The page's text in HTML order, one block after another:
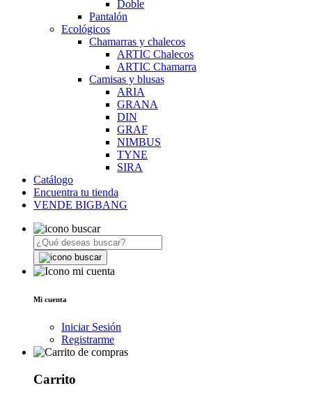
Doble
Pantalón
Ecológicos
Chamarras y chalecos
ARTIC Chalecos
ARTIC Chamarra
Camisas y blusas
ARIA
GRANA
DIN
GRAF
NIMBUS
TYNE
SIRA
Catálogo
Encuentra tu tienda
VENDE BIGBANG
Mi cuenta
Iniciar Sesión
Registrarme
Carrito